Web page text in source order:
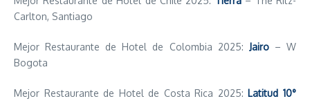
Carlton, Santiago
Mejor Restaurante de Hotel de Colombia 2025: Jairo – W
Bogota
Mejor Restaurante de Hotel de Costa Rica 2025: Latitud 10°